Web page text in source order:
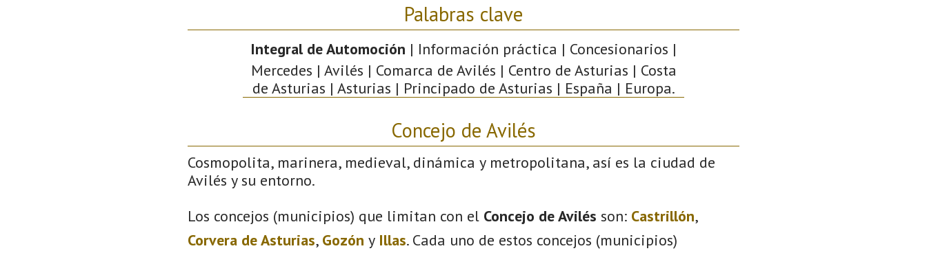
Palabras clave
Integral de Automoción | Información práctica | Concesionarios |
Mercedes | Avilés | Comarca de Avilés | Centro de Asturias | Costa
de Asturias | Asturias | Principado de Asturias | España | Europa.
Concejo de Avilés
Cosmopolita, marinera, medieval, dinámica y metropolitana, así es la ciudad de
Avilés y su entorno.
Los concejos (municipios) que limitan con el Concejo de Avilés son: Castrillón,
Corvera de Asturias, Gozón y Illas. Cada uno de estos concejos (municipios)